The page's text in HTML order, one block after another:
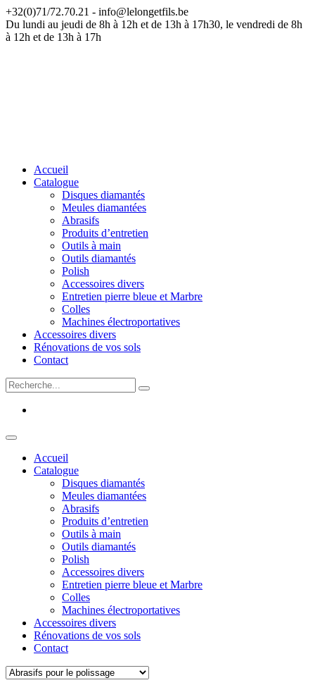
+32(0)71/72.70.21 - info@lelongetfils.be
Du lundi au jeudi de 8h à 12h et de 13h à 17h30, le vendredi de 8h
à 12h et de 13h à 17h
Accueil
Catalogue
Disques diamantés
Meules diamantées
Abrasifs
Produits d’entretien
Outils à main
Outils diamantés
Polish
Accessoires divers
Entretien pierre bleue et Marbre
Colles
Machines électroportatives
Accessoires divers
Rénovations de vos sols
Contact
Accueil
Catalogue
Disques diamantés
Meules diamantées
Abrasifs
Produits d’entretien
Outils à main
Outils diamantés
Polish
Accessoires divers
Entretien pierre bleue et Marbre
Colles
Machines électroportatives
Accessoires divers
Rénovations de vos sols
Contact
ATTENTION — Nos bureaux sont fermés du 17 juillet au 9